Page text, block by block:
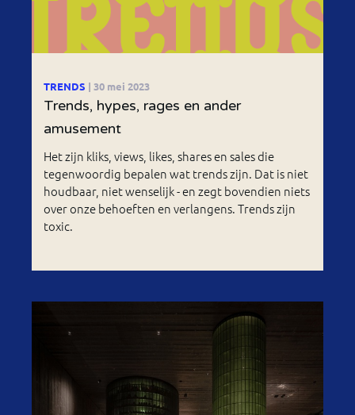
TRENDS | 30 mei 2023
Trends, hypes, rages en ander
amusement
Het zijn kliks, views, likes, shares en sales die
tegenwoordig bepalen wat trends zijn. Dat is niet
houdbaar, niet wenselijk - en zegt bovendien niets
over onze behoeften en verlangens. Trends zijn
toxic.